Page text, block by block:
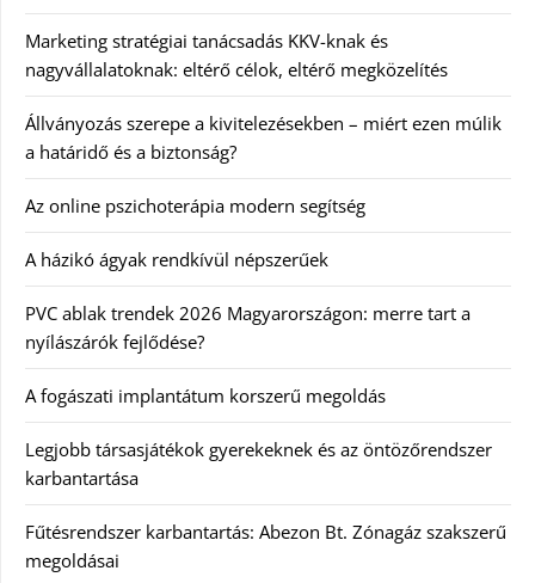
Marketing stratégiai tanácsadás KKV-knak és
nagyvállalatoknak: eltérő célok, eltérő megközelítés
Állványozás szerepe a kivitelezésekben – miért ezen múlik
a határidő és a biztonság?
Az online pszichoterápia modern segítség
A házikó ágyak rendkívül népszerűek
PVC ablak trendek 2026 Magyarországon: merre tart a
nyílászárók fejlődése?
A fogászati implantátum korszerű megoldás
Legjobb társasjátékok gyerekeknek és az öntözőrendszer
karbantartása
Fűtésrendszer karbantartás: Abezon Bt. Zónagáz szakszerű
megoldásai